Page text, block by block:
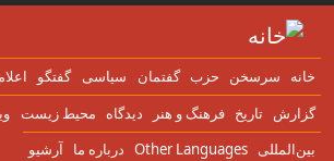
به محتوای اصلی
سرسخن حزب گفتمان سياسی گفتگو اعلاميه
تاریخ فرهنگ و هنر دیدگاه محیط زیست ویدئو
Other Languages درباره ما آرشیو